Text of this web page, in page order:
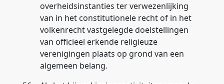
overheidsinstanties ter verwezenlijking
van in het constitutionele recht of in het
volkenrecht vastgelegde doelstellingen
van officieel erkende religieuze
verenigingen plaats op grond van een
algemeen belang.